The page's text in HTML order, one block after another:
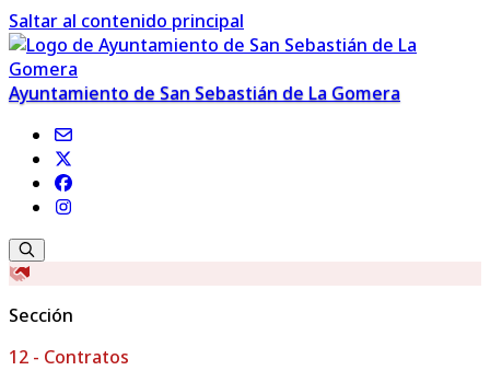
Saltar al contenido principal
Ayuntamiento de San Sebastián de La Gomera
Sección
12 - Contratos